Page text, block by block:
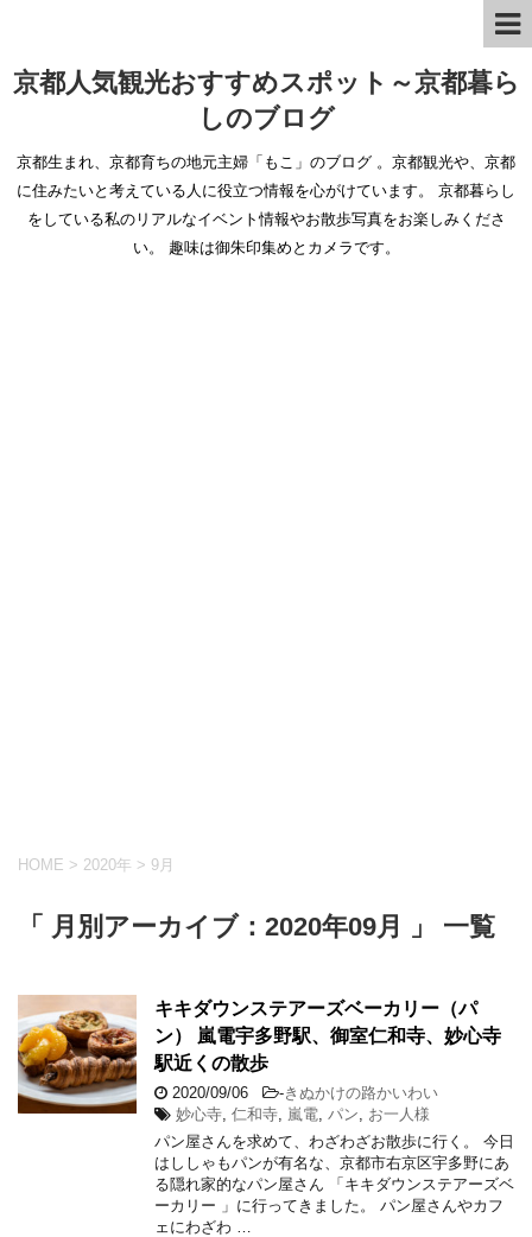
京都人気観光おすすめスポット～京都暮ら
しのブログ
京都生まれ、京都育ちの地元主婦「もこ」のブログ 。京都観光や、京都
に住みたいと考えている人に役立つ情報を心がけています。 京都暮らし
をしている私のリアルなイベント情報やお散歩写真をお楽しみくださ
い。 趣味は御朱印集めとカメラです。
HOME > 2020年 > 9月
「 月別アーカイブ：2020年09月 」 一覧
キキダウンステアーズベーカリー（パ
ン） 嵐電宇多野駅、御室仁和寺、妙心寺
駅近くの散歩
2020/09/06 -きぬかけの路かいわい
妙心寺 仁和寺 嵐電 パン
お一人様
パン屋さんを求めて、わざわざお散歩に行く。 今日
はししゃもパンが有名な、京都市右京区宇多野にあ
る隠れ家的なパン屋さん 「キキダウンステアーズベ
ーカリー 」に行ってきました。 パン屋さんやカフ
ェにわざわ …